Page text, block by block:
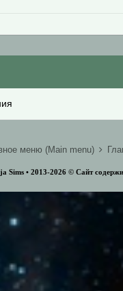
меню (Main menu)
Sims • 2013-2026 ©️ Сайт